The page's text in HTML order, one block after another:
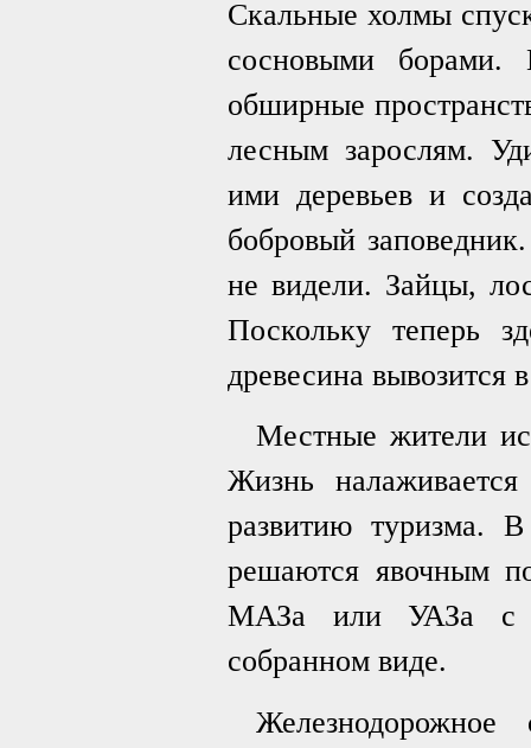
Скальные холмы
сосновыми борами.
обширные
лесным зарослям.
ими деревьев и
бобровый
не видели. Зайцы,
Поскольку теперь
древесина
Местные жители
Жизнь
развитию туризма.
решаются явочным
МАЗа или УАЗа с
собранном виде.